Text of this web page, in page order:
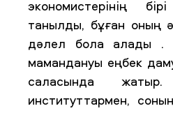
экономистерінің
танылды, бұған оның
дәлел бола алады .
мамандануы еңбек
саласында
институттармен,